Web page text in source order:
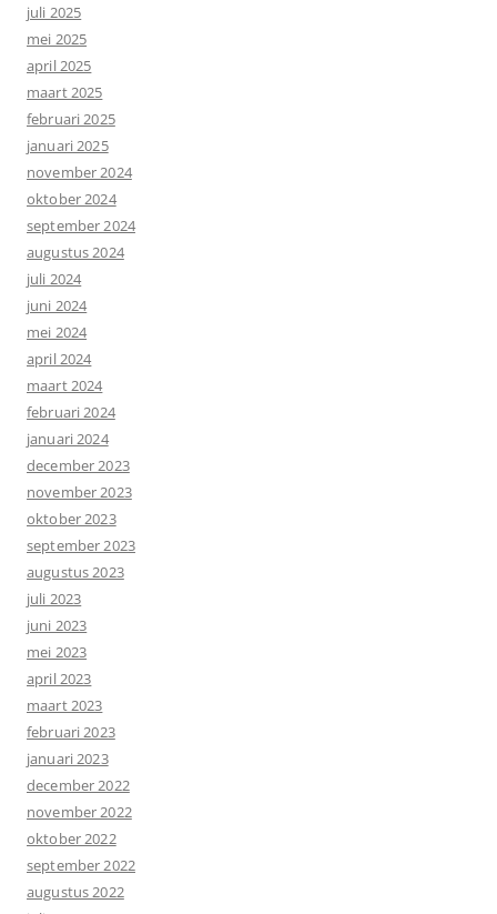
juli 2025
mei 2025
april 2025
maart 2025
februari 2025
januari 2025
november 2024
oktober 2024
september 2024
augustus 2024
juli 2024
juni 2024
mei 2024
april 2024
maart 2024
februari 2024
januari 2024
december 2023
november 2023
oktober 2023
september 2023
augustus 2023
juli 2023
juni 2023
mei 2023
april 2023
maart 2023
februari 2023
januari 2023
december 2022
november 2022
oktober 2022
september 2022
augustus 2022